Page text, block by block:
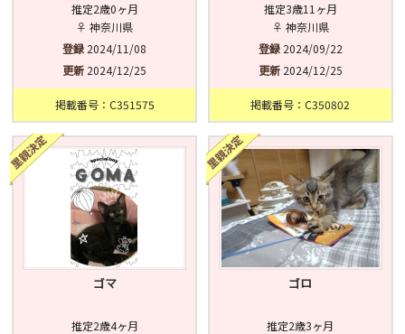
推定2歳0ヶ月
♀ 神奈川県
登録 2024/11/08
更新 2024/12/25
掲載番号：C351575
推定3歳11ヶ月
♀ 神奈川県
登録2024/09/22
更新2024/12/25
掲載番号：C350802
ゴマ
推定2歳4ヶ月
ゴロ
推定2歳3ヶ月